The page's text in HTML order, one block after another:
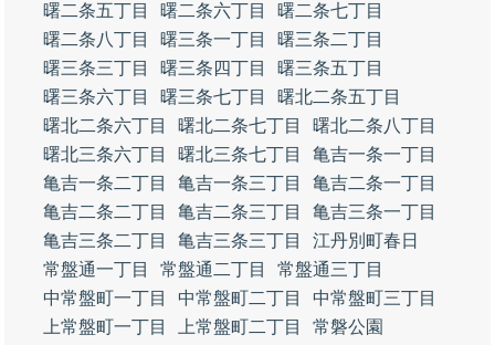
曙二条五丁目
曙二条六丁目
曙二条七丁目
曙二条八丁目
曙三条一丁目
曙三条二丁目
曙三条三丁目
曙三条四丁目
曙三条五丁目
曙三条六丁目
曙三条七丁目
曙北二条五丁目
曙北二条六丁目
曙北二条七丁目
曙北二条八丁目
曙北三条六丁目
曙北三条七丁目
亀吉一条一丁目
亀吉一条二丁目
亀吉一条三丁目
亀吉二条一丁目
亀吉二条二丁目
亀吉二条三丁目
亀吉三条一丁目
亀吉三条二丁目
亀吉三条三丁目
江丹別町春日
常盤通一丁目
常盤通二丁目
常盤通三丁目
中常盤町一丁目
中常盤町二丁目
中常盤町三丁目
上常盤町一丁目
上常盤町二丁目
常磐公園